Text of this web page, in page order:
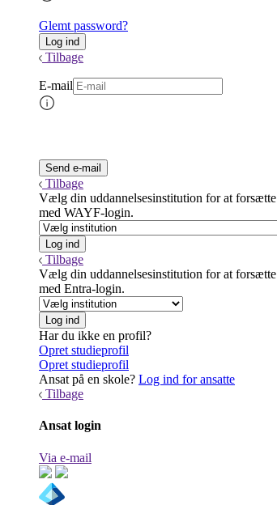
Glemt password?
Tilbage
E-mail
Tilbage
Vælg din uddannelsesinstitution for at forsætte
med WAYF-login.
Tilbage
Vælg din uddannelsesinstitution for at forsætte
med Entra-login.
Har du ikke en profil?
Opret studieprofil
Opret studieprofil
Ansat på en skole? Log ind for ansatte
Tilbage
Ansat login
Via e-mail